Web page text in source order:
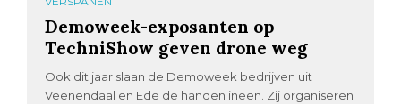
Demoweek-exposanten op
TechniShow geven drone weg
Ook dit jaar slaan de Demoweek bedrijven uit
Veenendaal en Ede de handen ineen. Zij organiseren